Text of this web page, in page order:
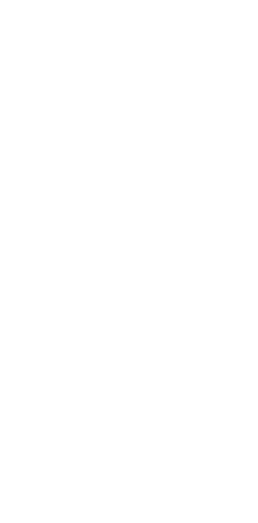
て、また2人のそれぞれの心の声が
という間に読み終わりそう！
に伝わらない感じがまたいい。
なの？となる笑 純粋すぎるーと思